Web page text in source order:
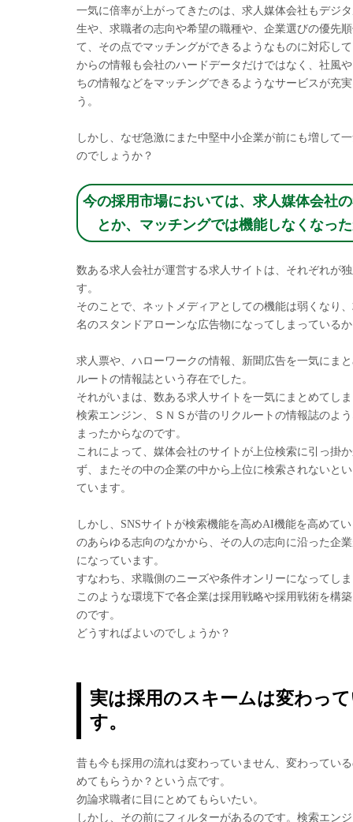
一気に倍率が上がってきたのは、求人媒体会社もデジ
生や、求職者の志向や希望の職種や、企業選びの優先
て、その点でマッチングができるようなものに対応し
からの情報も会社のハードデータだけではなく、社風
ちの情報などをマッチングできるようなサービスが充
う。
しかし、なぜ急激にまた中堅中小企業が前にも増して
のでしょうか？
今の採用市場においては、求人媒体会社
とか、マッチングでは機能しなくなっ
数ある求人会社が運営する求人サイトは、それぞれが
す。
そのことで、ネットメディアとしての機能は弱くなり
名のスタンドアローンな広告物になってしまっている
求人票や、ハローワークの情報、新聞広告を一気にま
ルートの情報誌という存在でした。
それがいまは、数ある求人サイトを一気にまとめてし
検索エンジン、ＳＮＳが昔のリクルートの情報誌のよ
まったからなのです。
これによって、媒体会社のサイトが上位検索に引っ掛
ず、またその中の企業の中から上位に検索されないと
ています。
しかし、SNSサイトが検索機能を高めAI機能を高めて
のあらゆる志向のなかから、その人の志向に沿った企
になっています。
すなわち、求職側のニーズや条件オンリーになってし
このような環境下で各企業は採用戦略や採用戦術を構
のです。
どうすればよいのでしょうか？
実は採用のスキームは変わっ
す。
昔も今も採用の流れは変わっていません、変わってい
めてもらうか？という点です。
勿論求職者に目にとめてもらいたい。
しかし、その前にフィルターがあるのです。検索エン